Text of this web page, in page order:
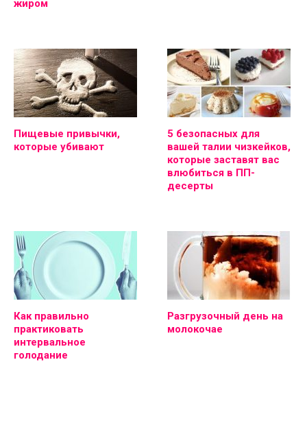
жиром
Пищевые привычки,
которые убивают
5 безопасных для
вашей талии чизкейков,
которые заставят вас
влюбиться в ПП-
десерты
Как правильно
практиковать
интервальное
голодание
Разгрузочный день на
молокочае